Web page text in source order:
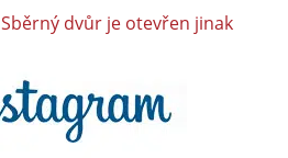
Sběrný dvůr je otevřen jinak